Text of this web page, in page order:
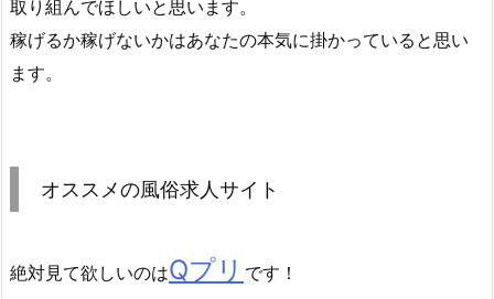
取り組んでほしいと思います。
稼げるか稼げないかはあなたの本気に掛かっていると思い
ます。
オススメの風俗求人サイト
絶対見て欲しいのはQプリ です！